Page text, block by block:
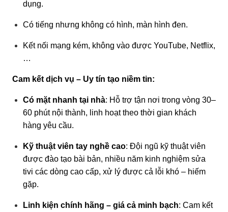
dụng.
Có tiếng nhưng không có hình, màn hình đen.
Kết nối mạng kém, không vào được YouTube, Netflix,
…
Cam kết dịch vụ – Uy tín tạo niềm tin:
Có mặt nhanh tại nhà: Hỗ trợ tận nơi trong vòng 30–
60 phút nội thành, linh hoạt theo thời gian khách
hàng yêu cầu.
Kỹ thuật viên tay nghề cao: Đội ngũ kỹ thuật viên
được đào tạo bài bản, nhiều năm kinh nghiệm sửa
tivi các dòng cao cấp, xử lý được cả lỗi khó – hiếm
gặp.
Linh kiện chính hãng – giá cả minh bạch: Cam kết